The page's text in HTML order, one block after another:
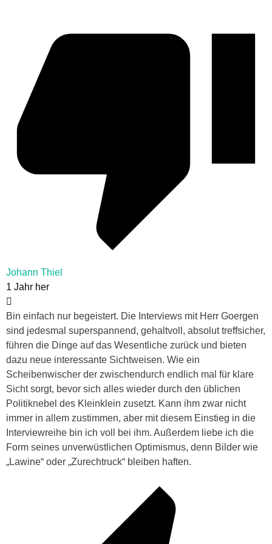
Johann Thiel
1 Jahr her
Bin einfach nur begeistert. Die Interviews mit Herr Goergen
sind jedesmal superspannend, gehaltvoll, absolut treffsicher,
führen die Dinge auf das Wesentliche zurück und bieten
dazu neue interessante Sichtweisen. Wie ein
Scheibenwischer der zwischendurch endlich mal für klare
Sicht sorgt, bevor sich alles wieder durch den üblichen
Politiknebel des Kleinklein zusetzt. Kann ihm zwar nicht
immer in allem zustimmen, aber mit diesem Einstieg in die
Interviewreihe bin ich voll bei ihm. Außerdem liebe ich die
Form seines unverwüstlichen Optimismus, denn Bilder wie
„Lawine“ oder „Zurechtruck“ bleiben haften.